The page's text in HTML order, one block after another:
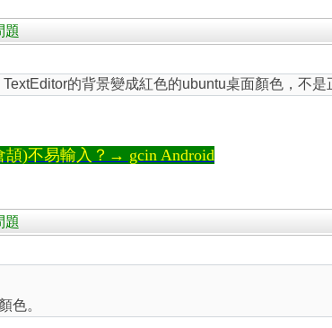
題
的背景變成紅色的ubuntu桌面顏色，不
頡)不易輸入？→ gcin Android
題
色。